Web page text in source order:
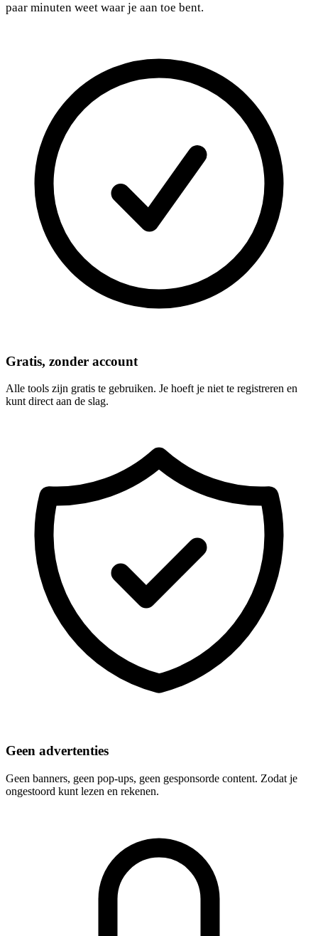
paar minuten weet waar je aan toe bent.
Gratis, zonder account
Alle tools zijn gratis te gebruiken. Je hoeft je niet te registreren en
kunt direct aan de slag.
Geen advertenties
Geen banners, geen pop-ups, geen gesponsorde content. Zodat je
ongestoord kunt lezen en rekenen.